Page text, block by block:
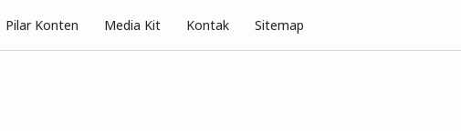
Pilar Konten Media Kit Kontak Sitemap